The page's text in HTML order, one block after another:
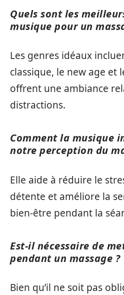
Quels sont les
musique pour un
Les genres idéaux
classique, le new age et
offrent une ambiance
distractions.
Comment la musique
notre perception du
Elle aide à réduire le
détente et améliore la
bien-être pendant la
Est-il nécessaire de
pendant un massage ?
Bien qu’il ne soit pas